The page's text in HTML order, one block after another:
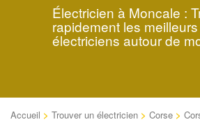
Électricien à Moncale :
rapidement les meilleurs
électriciens autour de
Accueil > Trouver un électricien > Corse >